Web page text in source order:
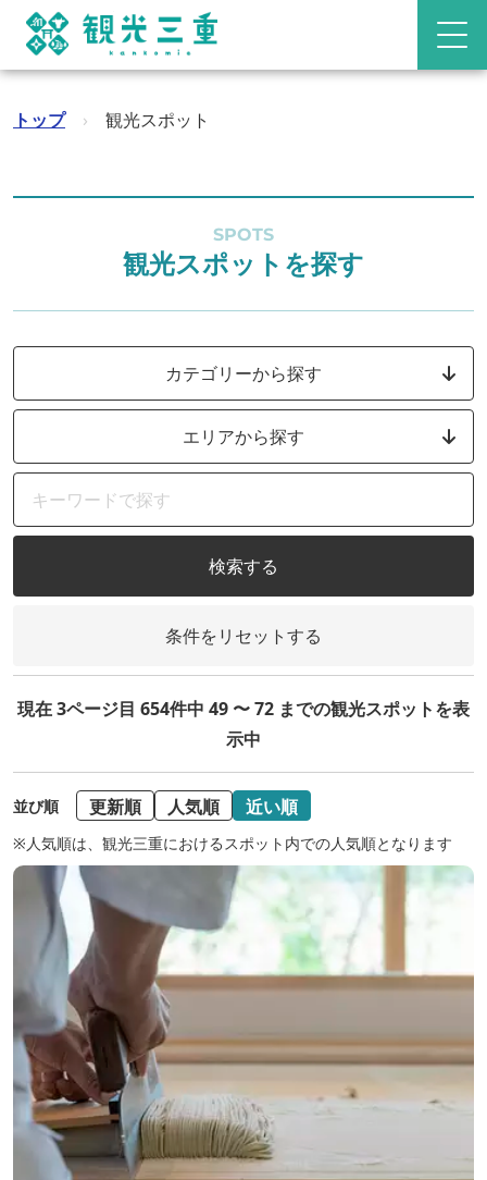
トップ › 観光スポット
SPOTS
観光スポットを探す
カテゴリーから探す
エリアから探す
検索する
条件をリセットする
現在 3ページ目 654件中 49 〜 72 までの観光スポットを表
示中
並び順 更新順 人気順 近い順
※人気順は、観光三重におけるスポット内での人気順となります